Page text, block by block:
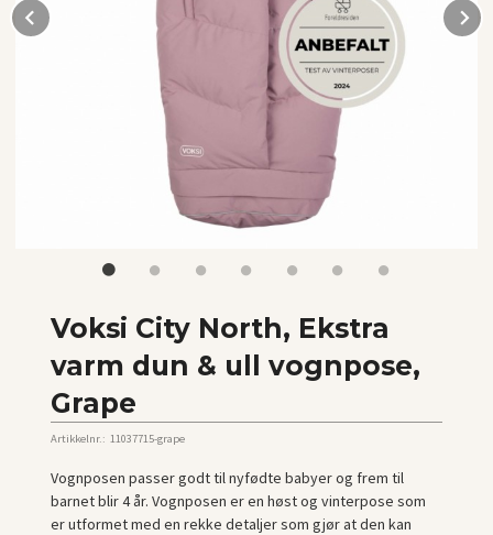
Voksi City North, Ekstra
varm dun & ull vognpose,
Grape
Artikkelnr.: 11037715-grape
Vognposen passer godt til nyfødte babyer og frem til
barnet blir 4 år. Vognposen er en høst og vinterpose som
er utformet med en rekke detaljer som gjør at den kan